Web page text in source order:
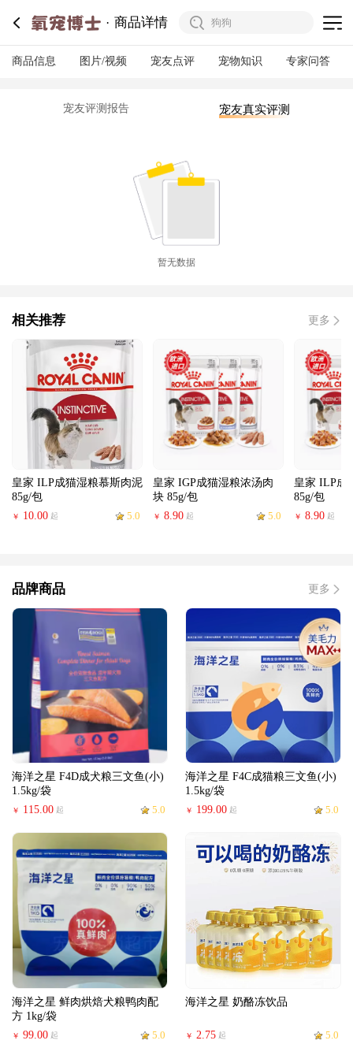
商品详情
商品信息 图片/视频 宠友点评 宠物知识 专家问答
宠友评测报告 宠友真实评测
暂无数据
相关推荐 更多
皇家 ILP成猫湿粮慕斯肉泥
85g/包
￥ 10.00 起 5.0
皇家 IGP成猫湿粮浓汤肉
块 85g/包
￥ 8.90 起 5.0
皇家 ILP成
85g/包
￥ 8.90 起
品牌商品 更多
海洋之星 F4D成犬粮三文鱼(小)
1.5kg/袋
￥ 115.00 起 5.0
海洋之星 F4C成猫粮三文鱼(小)
1.5kg/袋
￥ 199.00 起 5.0
海洋之星 鲜肉烘焙犬粮鸭肉配
方 1kg/袋
￥ 99.00 起 5.0
海洋之星 奶酪冻饮品
￥ 2.75 起 5.0